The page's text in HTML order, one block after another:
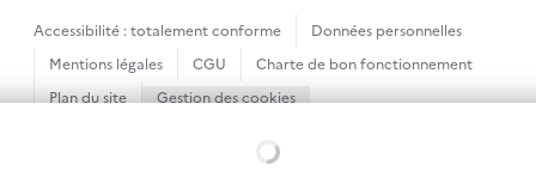
Chargement...
Accessibilité : totalement conforme
Données personnelles
Mentions légales
CGU
Charte de bon fonctionnement
Plan du site
Gestion des cookies
Sauf mention contraire, tous les textes de ce site sont sous